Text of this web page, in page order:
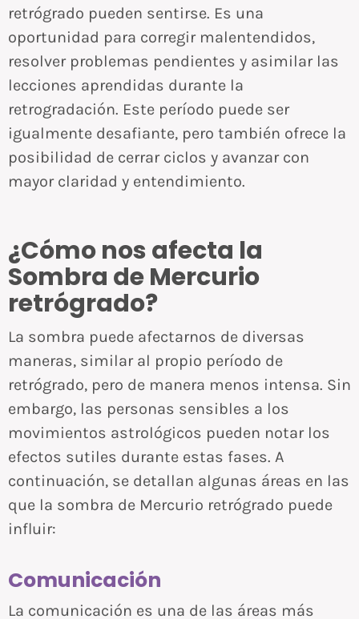
retrógrado pueden sentirse. Es una
oportunidad para corregir malentendidos,
resolver problemas pendientes y asimilar las
lecciones aprendidas durante la
retrogradación. Este período puede ser
igualmente desafiante, pero también ofrece la
posibilidad de cerrar ciclos y avanzar con
mayor claridad y entendimiento.
¿Cómo nos afecta la
Sombra de Mercurio
retrógrado?
La sombra puede afectarnos de diversas
maneras, similar al propio período de
retrógrado, pero de manera menos intensa. Sin
embargo, las personas sensibles a los
movimientos astrológicos pueden notar los
efectos sutiles durante estas fases. A
continuación, se detallan algunas áreas en las
que la sombra de Mercurio retrógrado puede
influir:
Comunicación
La comunicación es una de las áreas más